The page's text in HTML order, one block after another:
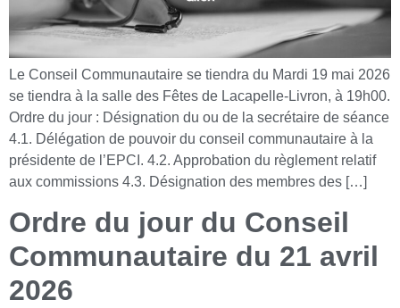
Le Conseil Communautaire se tiendra du Mardi 19 mai 2026
se tiendra à la salle des Fêtes de Lacapelle-Livron, à 19h00.
Ordre du jour : Désignation du ou de la secrétaire de séance
4.1. Délégation de pouvoir du conseil communautaire à la
présidente de l’EPCI. 4.2. Approbation du règlement relatif
aux commissions 4.3. Désignation des membres des […]
Ordre du jour du Conseil
Communautaire du 21 avril
2026